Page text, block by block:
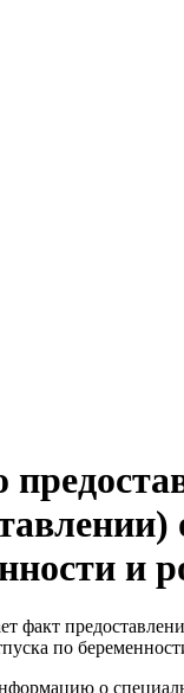
и
факт
по
о